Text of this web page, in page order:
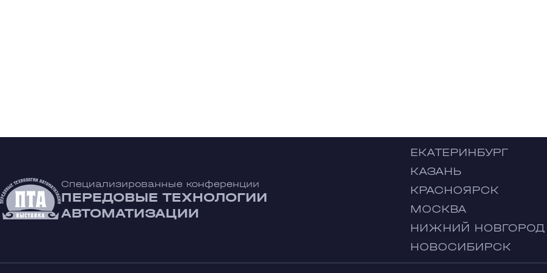
Специализированные конференции
ПЕРЕДОВЫЕ ТЕХНОЛОГИИ
АВТОМАТИЗАЦИИ
ЕКАТЕРИНБУРГ
КАЗАНЬ
КРАСНОЯРСК
МОСКВА
НИЖНИЙ НОВГОРОД
НОВОСИБИРСК